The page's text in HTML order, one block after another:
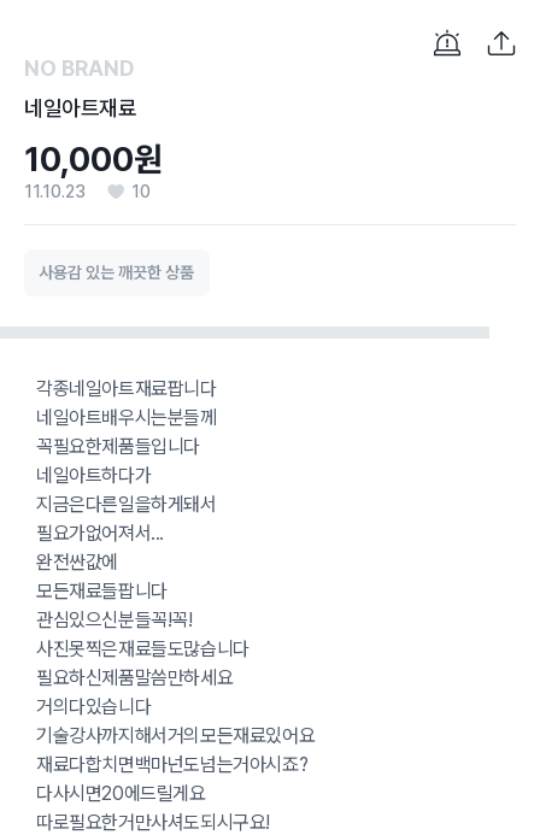
NO BRAND
네일아트재료
10,000원
11.10.23 10
사용감 있는 깨끗한 상품
각종네일아트재료팝니다
네일아트배우시는분들께
꼭필요한제품들입니다
네일아트하다가
지금은다른일을하게돼서
필요가없어져서...
완전싼값에
모든재료들팝니다
관심있으신분들꼭!꼭!
사진못찍은재료들도많습니다
필요하신제품말씀만하세요
거의다있습니다
기술강사까지해서거의모든재료있어요
재료다합치면백마넌도넘는거아시죠?
다사시면20에드릴게요
따로필요한거만사셔도되시구요!